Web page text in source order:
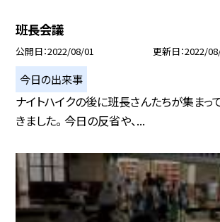
班長会議
公開日 2022/08/01 更新日 2022/
今日の出来事
ナイトハイクの後に班長さんたちが集まっ
きました。 今日の反省や、...